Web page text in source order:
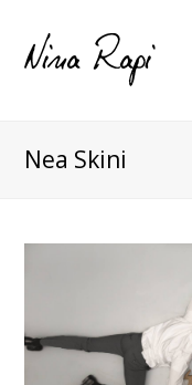
Nea Skini